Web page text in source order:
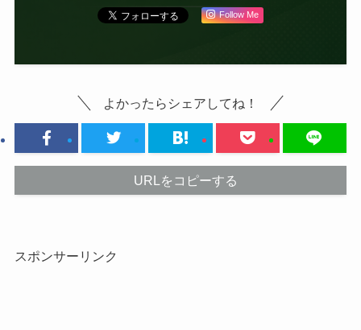
Follow Me
よかったらシェアしてね！
URLをコピーする
スポンサーリンク